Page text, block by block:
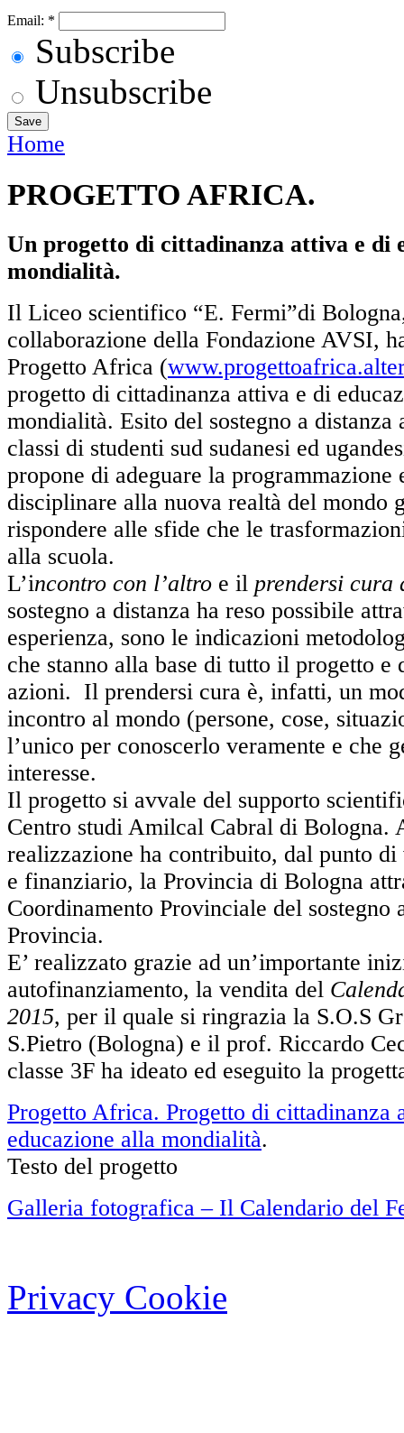
Email: *
Subscribe
Unsubscribe
Home
PROGETTO AFRICA.
Un progetto di cittadinanza attiva e di
mondialità.
Il Liceo scientifico “E. Fermi”di
collaborazione della Fondazione AVSI,
Progetto Africa (
progetto di cittadinanza attiva e di
mondialità. Esito del sostegno a distanza
classi di studenti sud sudanesi ed
propone di adeguare la programmazione
disciplinare alla nuova realtà del mondo
rispondere alle sfide che le
alla scuola.
L’incontro con l’altro e il prendersi cura
sostegno a distanza ha reso possibile
esperienza, sono le indicazioni
che stanno alla base di tutto il progetto e
azioni. Il prendersi cura è, infatti, un
incontro al mondo (persone, cose,
l’unico per conoscerlo veramente e che
interesse.
Il progetto si avvale del supporto
Centro studi Amilcal Cabral di Bologna.
realizzazione ha contribuito, dal punto
e finanziario, la Provincia di Bologna
Coordinamento Provinciale del sostegno
Provincia.
E’ realizzato grazie ad un’importante
autofinanziamento, la vendita del
2015, per il quale si ringrazia la S.O.S
S.Pietro (Bologna) e il prof. Riccardo
classe 3F ha ideato ed eseguito la
Progetto Africa. Progetto di cittadinanza
educazione alla mondialità.
Testo del progetto
Galleria fotografica – Il Calendario del
Privacy Cookie